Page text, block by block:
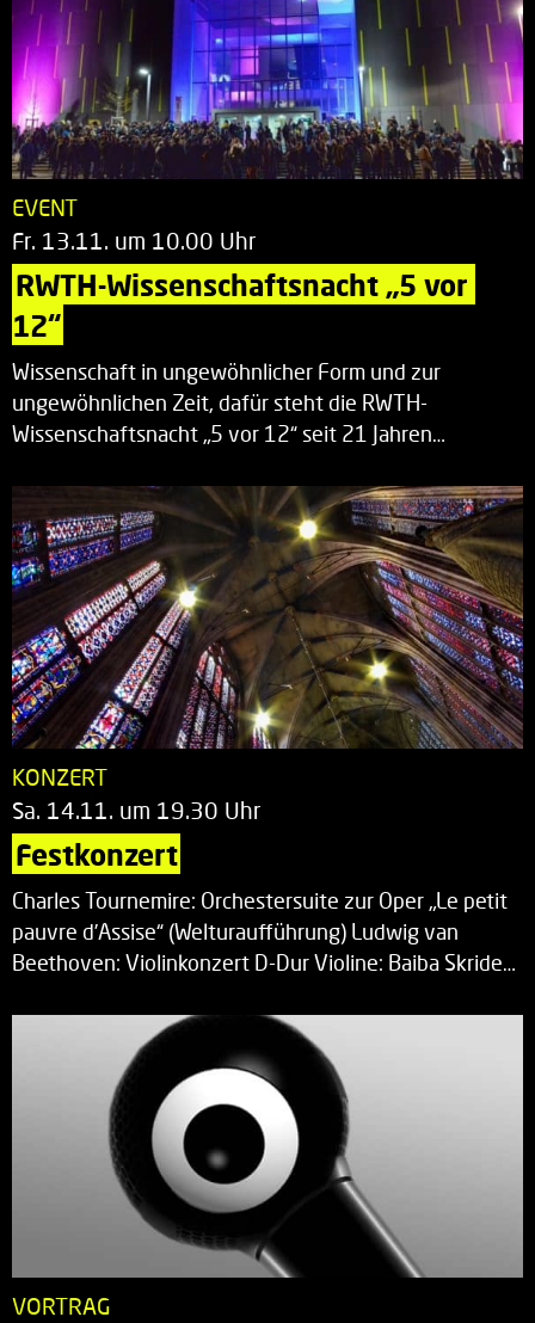
EVENT
Fr. 13.11. um 10.00 Uhr
RWTH-Wissenschaftsnacht „5 vor
12“
Wissenschaft in ungewöhnlicher Form und zur
ungewöhnlichen Zeit, dafür steht die RWTH-
Wissenschaftsnacht „5 vor 12“ seit 21 Jahren…
KONZERT
Sa. 14.11. um 19.30 Uhr
Festkonzert
Charles Tournemire: Orchestersuite zur Oper „Le petit
pauvre d’Assise“ (Welturaufführung) Ludwig van
Beethoven: Violinkonzert D-Dur Violine: Baiba Skride…
VORTRAG